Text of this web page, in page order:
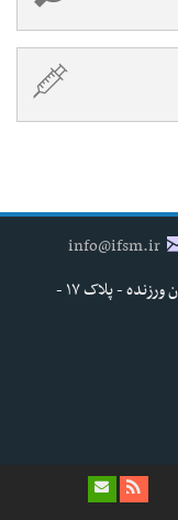
info@ifsm.ir
تهران - خیابان شهید مفتح جنوبی - خیابان ورزنده - پلاک ۱۷ -